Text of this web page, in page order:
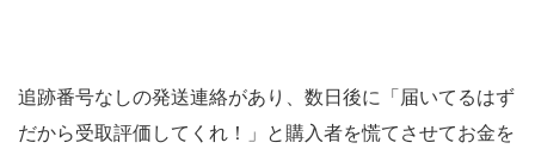
追跡番号なしの発送連絡があり、数日後に「届いてるはず
だから受取評価してくれ！」と購入者を慌てさせてお金を